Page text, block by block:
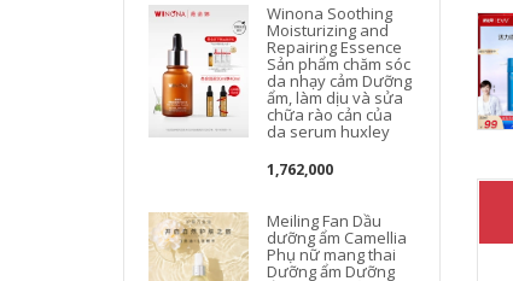
Winona Soothing
Moisturizing and
Repairing Essence
Sản phẩm chăm sóc
da nhạy cảm Dưỡng
ẩm, làm dịu và sửa
chữa rào cản của
da serum huxley
1,762,000
Meiling Fan Dầu
dưỡng ẩm Camellia
Phụ nữ mang thai
Dưỡng ẩm Dưỡng